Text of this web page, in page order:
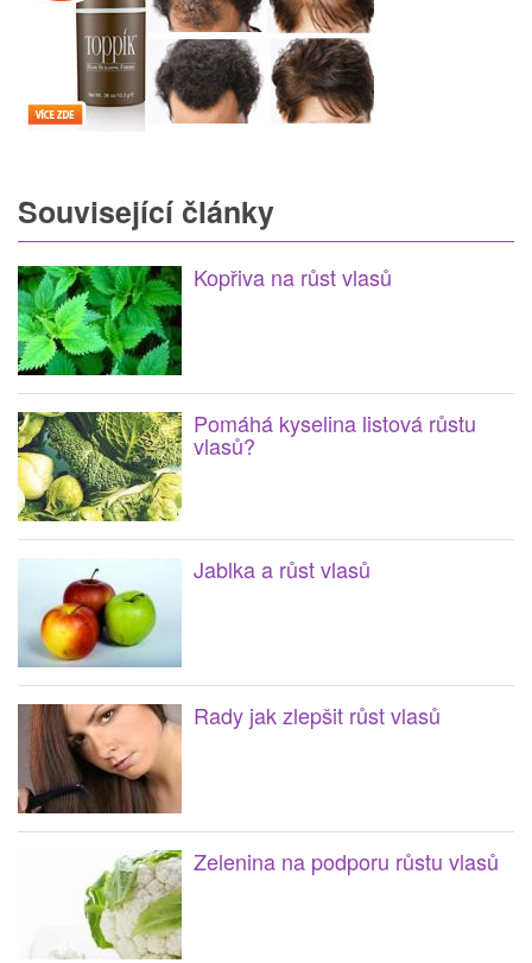
Související články
Kopřiva na růst vlasů
Pomáhá kyselina listová růstu
vlasů?
Jablka a růst vlasů
Rady jak zlepšit růst vlasů
Zelenina na podporu růstu vlasů